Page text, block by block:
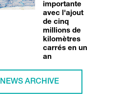
importante
avec l'ajout
de cinq
millions de
kilomètres
carrés en un
an
NEWS ARCHIVE